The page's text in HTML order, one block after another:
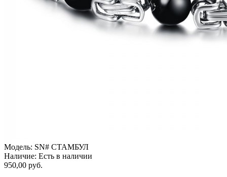
Модель: SN# СТАМБУЛ
Наличие: Есть в наличии
950,00 руб.